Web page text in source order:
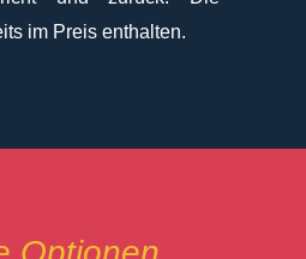
im Preis enthalten.